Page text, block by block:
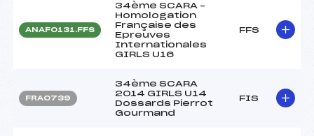
ANAF0131.FFS
34ème SCARA –
Homologation
Française des
Epreuves
Internationales
GIRLS U16
FFS
FRA0739
34ème SCARA
2014 GIRLS U14
Dossards Pierrot
Gourmand
FIS